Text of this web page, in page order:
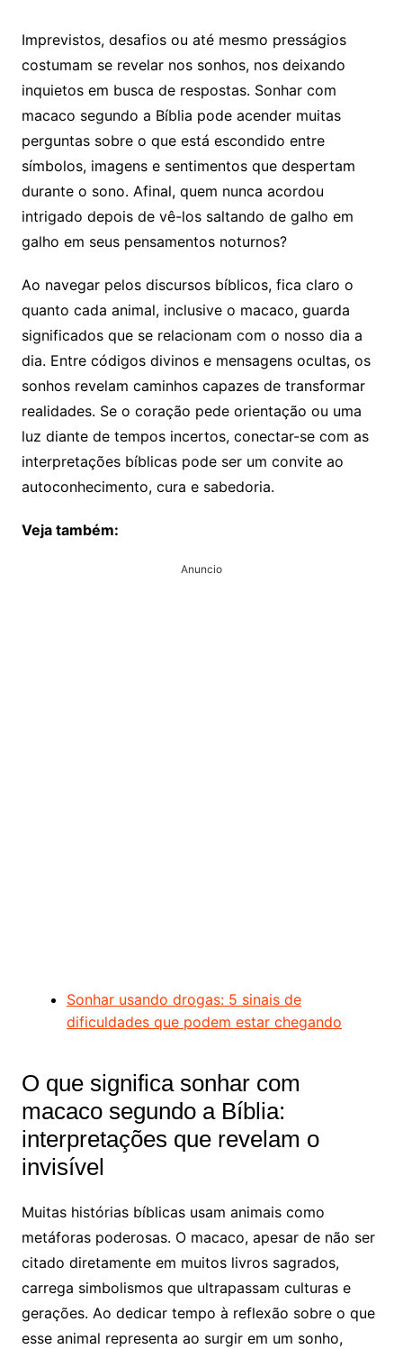
Imprevistos, desafios ou até mesmo presságios
costumam se revelar nos sonhos, nos deixando
inquietos em busca de respostas. Sonhar com
macaco segundo a Bíblia pode acender muitas
perguntas sobre o que está escondido entre
símbolos, imagens e sentimentos que despertam
durante o sono. Afinal, quem nunca acordou
intrigado depois de vê-los saltando de galho em
galho em seus pensamentos noturnos?
Ao navegar pelos discursos bíblicos, fica claro o
quanto cada animal, inclusive o macaco, guarda
significados que se relacionam com o nosso dia a
dia. Entre códigos divinos e mensagens ocultas, os
sonhos revelam caminhos capazes de transformar
realidades. Se o coração pede orientação ou uma
luz diante de tempos incertos, conectar-se com as
interpretações bíblicas pode ser um convite ao
autoconhecimento, cura e sabedoria.
Veja também:
Anuncio
Sonhar usando drogas: 5 sinais de
dificuldades que podem estar chegando
O que significa sonhar com
macaco segundo a Bíblia:
interpretações que revelam o
invisível
Muitas histórias bíblicas usam animais como
metáforas poderosas. O macaco, apesar de não ser
citado diretamente em muitos livros sagrados,
carrega simbolismos que ultrapassam culturas e
gerações. Ao dedicar tempo à reflexão sobre o que
esse animal representa ao surgir em um sonho,